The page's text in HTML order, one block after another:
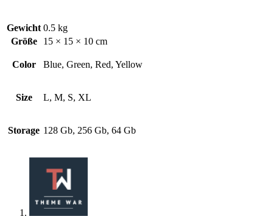
Gewicht 0.5 kg
Größe
15 × 15 × 10 cm
Color Blue, Green, Red, Yellow
Size L, M, S, XL
Storage 128 Gb, 256 Gb, 64 Gb